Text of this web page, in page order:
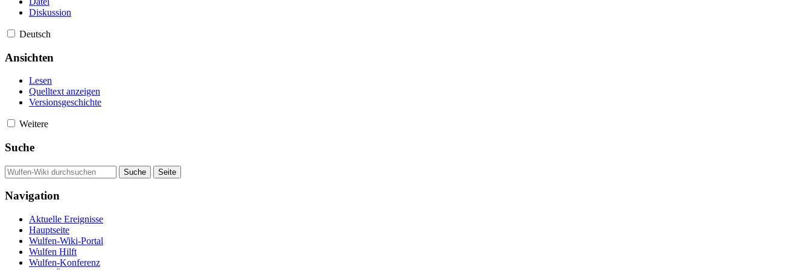
Diskussion
Deutsch
Ansichten
Lesen
Quelltext anzeigen
Versionsgeschichte
Weitere
Suche
Navigation
Aktuelle Ereignisse
Hauptseite
Wulfen-Wiki-Portal
Wulfen Hilft
Wulfen-Konferenz